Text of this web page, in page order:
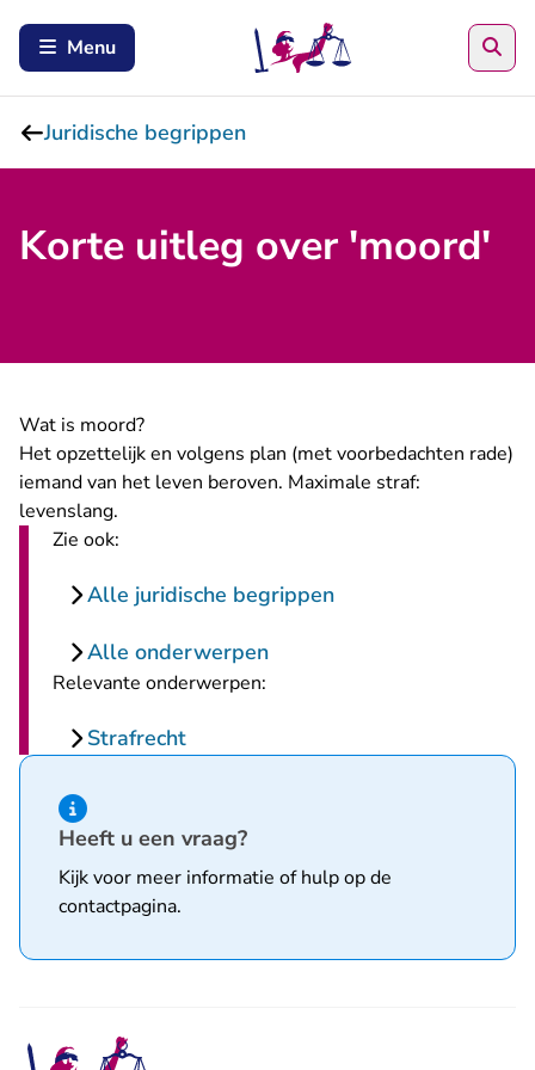
Menu
Juridische begrippen
Korte uitleg over 'moord'
Wat is moord?
Het opzettelijk en volgens plan (met voorbedachten rade)
iemand van het leven beroven. Maximale straf:
levenslang.
Zie ook:
Alle juridische begrippen
Alle onderwerpen
Relevante onderwerpen:
Strafrecht
Hint van type informatie
Heeft u een vraag?
Kijk voor meer informatie of hulp op de
contactpagina.